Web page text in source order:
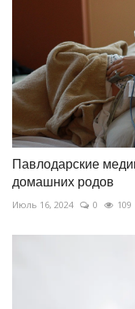
Павлодарские
домашних родов
Июль 16, 2024 0 109